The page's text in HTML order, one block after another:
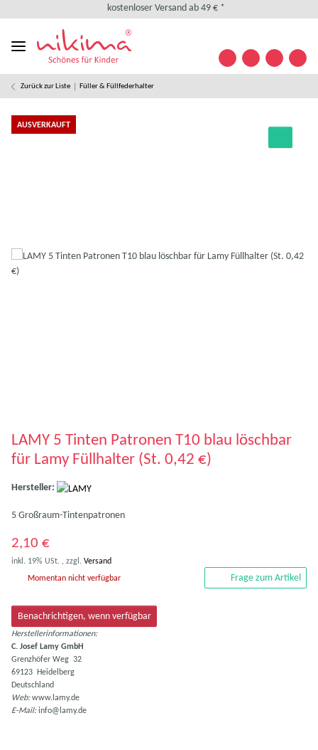
kostenloser Versand ab 49 € *
weltweiter Versand
+49 (0) 35841/ 63 32 09
Designed in Germany
Zurück zur Liste Füller & Füllfederhalter
AUSVERKAUFT
LAMY 5 Tinten Patronen T10 blau löschbar
für Lamy Füllhalter (St. 0,42 €)
Hersteller:
5 Großraum-Tintenpatronen
2,10 €
inkl. 19% USt. , zzgl. Versand
Momentan nicht verfügbar
Frage zum Artikel
Benachrichtigen, wenn verfügbar
Herstellerinformationen:
C. Josef Lamy GmbH
Grenzhöfer Weg 32
69123 Heidelberg
Deutschland
Web:www.lamy.de
E-Mail:info@lamy.de